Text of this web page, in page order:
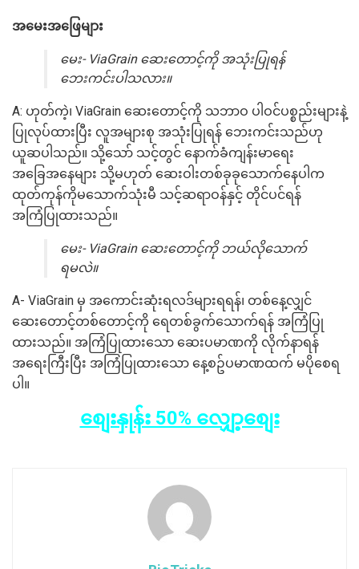
အမေးအဖြေများ
မေး- ViaGrain ဆေးတောင့်ကို အသုံးပြုရန်
ဘေးကင်းပါသလား။
A: ဟုတ်ကဲ့၊ ViaGrain ဆေးတောင့်ကို သဘာဝ ပါဝင်ပစ္စည်းများနဲ့
ပြုလုပ်ထားပြီး လူအများစု အသုံးပြုရန် ဘေးကင်းသည်ဟု
ယူဆပါသည်။ သို့သော် သင့်တွင် နောက်ခံကျန်းမာရေး
အခြေအနေများ သို့မဟုတ် ဆေးဝါးတစ်ခုခုသောက်နေပါက
ထုတ်ကုန်ကိုမသောက်သုံးမီ သင့်ဆရာဝန်နှင့် တိုင်ပင်ရန်
အကြံပြုထားသည်။
မေး- ViaGrain ဆေးတောင့်ကို ဘယ်လိုသောက်
ရမလဲ။
A- ViaGrain မှ အကောင်းဆုံးရလဒ်များရရန်၊ တစ်နေ့လျှင်
ဆေးတောင့်တစ်တောင့်ကို ရေတစ်ခွက်သောက်ရန် အကြံပြု
ထားသည်။ အကြံပြုထားသော ဆေးပမာဏကို လိုက်နာရန်
အရေးကြီးပြီး အကြံပြုထားသော နေ့စဥ်ပမာဏထက် မပိုစေရ
ပါ။
စျေးနှုန်း 50% လျှော့စျေး